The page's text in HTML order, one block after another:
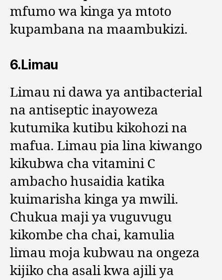
mfumo wa kinga ya mtoto
kupambana na maambukizi.
6.Limau
Limau ni dawa ya antibacterial
na antiseptic inayoweza
kutumika kutibu kikohozi na
mafua. Limau pia lina kiwango
kikubwa cha vitamini C
ambacho husaidia katika
kuimarisha kinga ya mwili.
Chukua maji ya vuguvugu
kikombe cha chai, kamulia
limau moja kubwau na ongeza
kijiko cha asali kwa ajili ya